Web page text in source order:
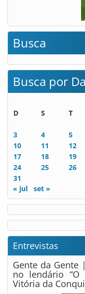
Busca
Busca por
D
S T
3
4 5
10
11 12
17
18 19
24
25 26
31
« jul
set »
Entrevistas
Gente da Gente
no lendário “O
Vitória da